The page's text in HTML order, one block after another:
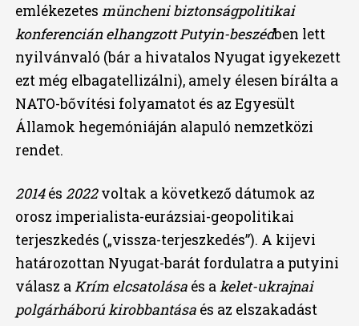
emlékezetes müncheni biztonságpolitikai
konferencián elhangzott Putyin-beszédben lett
nyilvánvaló (bár a hivatalos Nyugat igyekezett
ezt még elbagatellizálni), amely élesen bírálta a
NATO-bővítési folyamatot és az Egyesült
Államok hegemóniáján alapuló nemzetközi
rendet.
2014és 2022voltak a következő dátumok az
orosz imperialista-eurázsiai-geopolitikai
terjeszkedés („vissza-terjeszkedés”). A kijevi
határozottan Nyugat-barát fordulatra a putyini
válasz aKrím elcsatolásaés akelet-ukrajnai
polgárháború kirobbantásaés az elszakadást